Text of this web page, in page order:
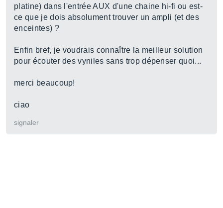
platine) dans l'entrée AUX d'une chaine hi-fi ou est-
ce que je dois absolument trouver un ampli (et des
enceintes) ?
Enfin bref, je voudrais connaître la meilleur solution
pour écouter des vyniles sans trop dépenser quoi...
merci beaucoup!
ciao
signaler